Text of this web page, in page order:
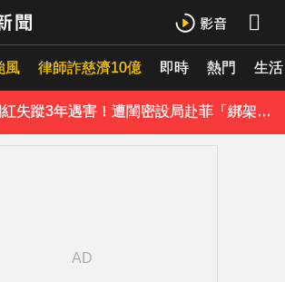
風 律師詐慈濟10億 即時 熱門 生活
百萬網紅失蹤3年遇害！遭閨密設局赴菲「綁架撕票」千萬贖金救不回
森App，隨時掌握天下大小事！